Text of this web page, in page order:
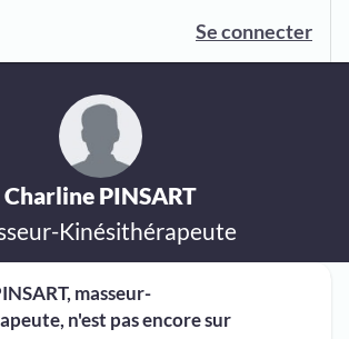
Se connecter
Charline PINSART
Kinésithérapeute
masseur-
n'est pas encore sur